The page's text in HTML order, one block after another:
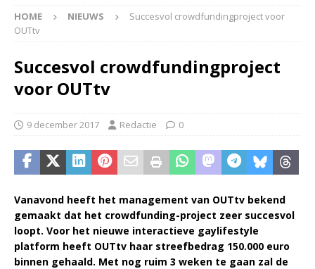
HOME NIEUWS
Succesvol crowdfundingproject voor
OUTtv
Succesvol crowdfundingproject
voor OUTtv
9 december 2017 Redactie 0
Vanavond heeft het management van OUTtv bekend
gemaakt dat het crowdfunding-project zeer succesvol
loopt. Voor het nieuwe interactieve gaylifestyle
platform heeft OUTtv haar streefbedrag 150.000 euro
binnen gehaald. Met nog ruim 3 weken te gaan zal de